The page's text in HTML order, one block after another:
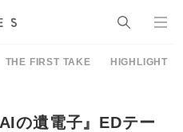
THE FIRST TAKE HIGHLIGHT
の遺電子』EDテー